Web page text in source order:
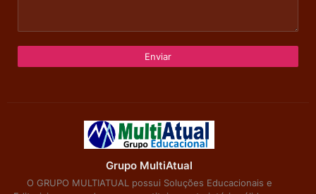
Grupo MultiAtual
O GRUPO MULTIATUAL possui Soluções Educacionais e